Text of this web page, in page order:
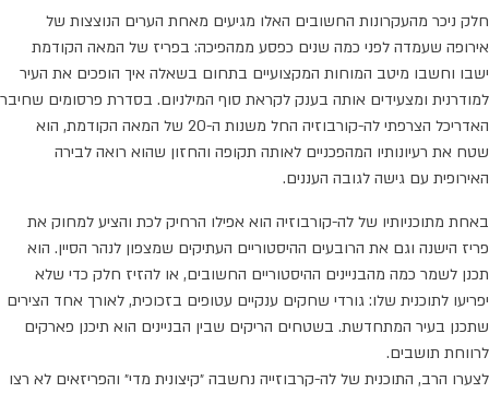
חלק ניכר מהעקרונות החשובים האלו מגיעים מאחת הערים הנוצצות של
אירופה שעמדה לפני כמה שנים כפסע ממהפיכה: בפריז של המאה הקודמת
ישבו וחשבו מיטב המוחות המקצועיים בתחום בשאלה איך הופכים את העיר
למודרנית ומצעידים אותה בענק לקראת סוף המילניום. בסדרת פרסומים שחיבר
האדריכל הצרפתי לה-קורבוזיה החל משנות ה-20 של המאה הקודמת, הוא
שטח את רעיונותיו המהפכניים לאותה תקופה והחזון שהוא רואה לבירה
האירופית עם גישה לגובה העננים.
באחת מתוכניותיו של לה-קורבוזיה הוא אפילו הרחיק לכת והציע למחוק את
פריז הישנה וגם את הרובעים ההיסטוריים העתיקים שמצפון לנהר הסיין. הוא
תכנן לשמר כמה מהבניינים ההיסטוריים החשובים, או להזיז חלק כדי שלא
יפריעו לתוכנית שלו: גורדי שחקים ענקיים עטופים בזכוכית, לאורך אחד הצירים
שתכנן בעיר המתחדשת. בשטחים הריקים שבין הבניינים הוא תיכנן פארקים
לרווחת תושבים.
לצערו הרב, התוכנית של לה-קרבוזייה נחשבה ״קיצונית מדי״ והפריזאים לא רצו